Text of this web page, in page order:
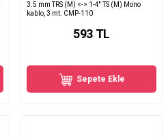
3.5 mm TRS (M) <-> 1-4'' TS (M) Mono
kablo, 3 mt. CMP-110
593 TL
Sepete Ekle